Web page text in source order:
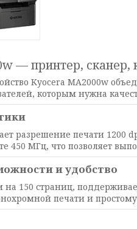
— принтер,
Kyocera MA2000w
которым нужна
разрешение печати 1200
450 МГц, что позволяет
и удобство
150 страниц,
печати и